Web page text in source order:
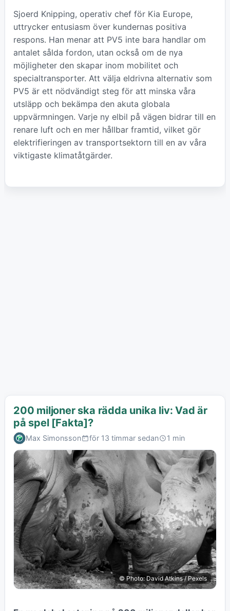
Sjoerd Knipping, operativ chef för Kia Europe,
uttrycker entusiasm över kundernas positiva
respons. Han menar att PV5 inte bara handlar om
antalet sålda fordon, utan också om de nya
möjligheter den skapar inom mobilitet och
specialtransporter. Att välja eldrivna alternativ som
PV5 är ett nödvändigt steg för att minska våra
utsläpp och bekämpa den akuta globala
uppvärmningen. Varje ny elbil på vägen bidrar till en
renare luft och en mer hållbar framtid, vilket gör
elektrifieringen av transportsektorn till en av våra
viktigaste klimatåtgärder.
200 miljoner ska rädda unika liv: Vad är
på spel [Fakta]?
Max Simonsson för 13 timmar sedan 1 min
© Photo: David Atkins / Pexels